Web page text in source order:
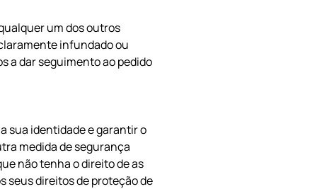
um dos outros
infundado ou
a dar seguimento ao pedido
sua identidade e garantir o
medida de segurança
não tenha o direito de as
seus direitos de proteção de